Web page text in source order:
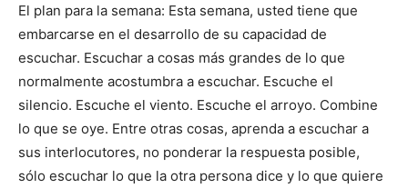
El plan para la semana: Esta semana, usted tiene que
embarcarse en el desarrollo de su capacidad de
escuchar. Escuchar a cosas más grandes de lo que
normalmente acostumbra a escuchar. Escuche el
silencio. Escuche el viento. Escuche el arroyo. Combine
lo que se oye. Entre otras cosas, aprenda a escuchar a
sus interlocutores, no ponderar la respuesta posible,
sólo escuchar lo que la otra persona dice y lo que quiere